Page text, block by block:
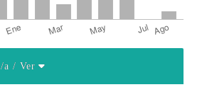
a/ Ver